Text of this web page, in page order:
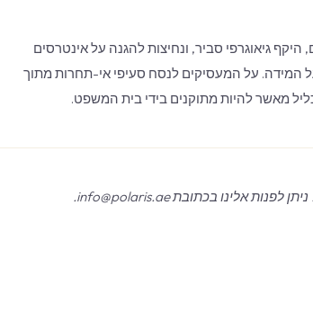
גיאוגרפי סביר, ונחיצות להגנה על אינטרסים
המידה. על המעסיקים לנסח סעיפי אי-תחרות מתוך
מאשר להיות מתוקנים בידי בית המשפט.
. ניתן לפנות אלינו בכתובת info@polaris.ae.